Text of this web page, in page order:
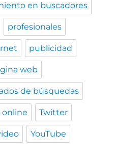
en buscadores
profesionales
publicidad
web
de búsquedas
online Twitter
YouTube